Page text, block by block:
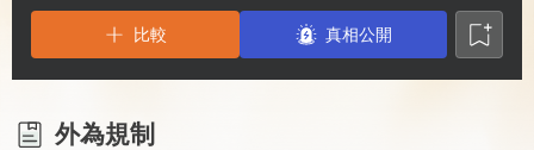
3
4
1
2
5
6
比較 真相公開
外為規制